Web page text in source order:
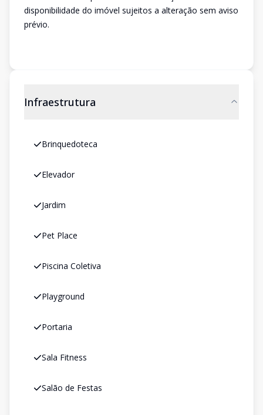
disponibilidade do imóvel sujeitos a alteração sem aviso
prévio.
Infraestrutura
Brinquedoteca
Elevador
Jardim
Pet Place
Piscina Coletiva
Playground
Portaria
Sala Fitness
Salão de Festas